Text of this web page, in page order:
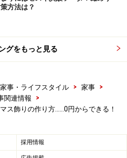
娘が嬉しそうに作っていまし
いました。
るのも、この松ぼっくり飾りの
みてくださいね。
ス飾り！スノーマンとトナカ
方法は？
グをもっと見る
家事・ライフスタイル > 家事
>
関連情報
>
ス飾りの作り方……0円からできる！
採用情報